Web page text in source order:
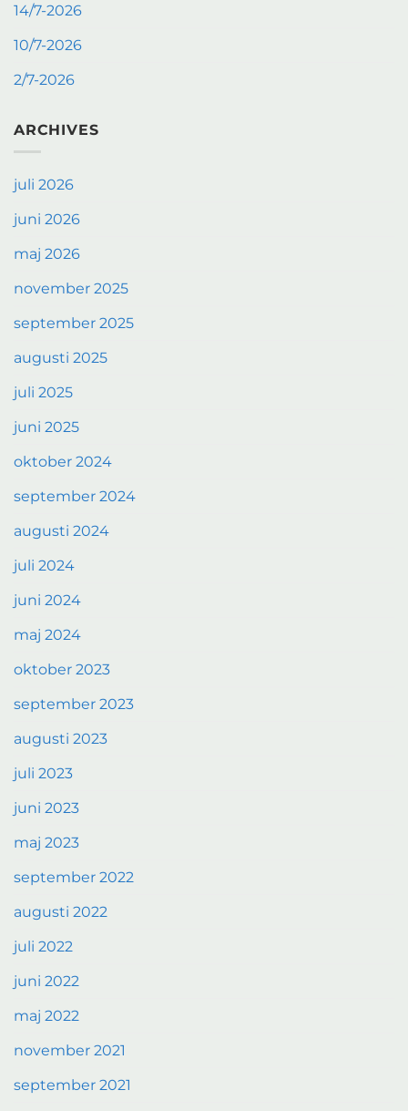
14/7-2026
10/7-2026
2/7-2026
ARCHIVES
juli 2026
juni 2026
maj 2026
november 2025
september 2025
augusti 2025
juli 2025
juni 2025
oktober 2024
september 2024
augusti 2024
juli 2024
juni 2024
maj 2024
oktober 2023
september 2023
augusti 2023
juli 2023
juni 2023
maj 2023
september 2022
augusti 2022
juli 2022
juni 2022
maj 2022
november 2021
september 2021